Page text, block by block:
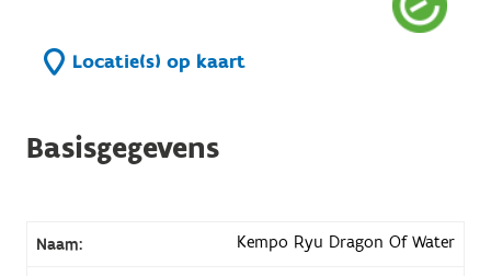
Locatie(s) op kaart
Basisgegevens
Naam: Kempo Ryu Dragon Of Water